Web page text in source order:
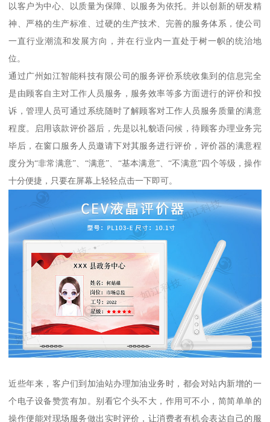
以客户为中心、以质量为保障、以服务为依托。并以创新的研发精
神、严格的生产标准、过硬的生产技术、完善的服务体系，使公司
一直行业潮流和发展方向，并在行业内一直处于树一帜的统治地
位。
通过广州如江智能科技有限公司的服务评价系统收集到的信息完全
是由顾客自主对工作人员服务，服务效率等多方面进行的评价和投
诉，管理人员可通过系统随时了解顾客对工作人员服务质量的满意
程度。启用该款评价器后，先是以礼貌语问候，待顾客办理业务完
毕后，在窗口服务人员邀请下对其服务进行评价，评价器的满意程
度分为“非常满意”、“满意”、“基本满意”、“不满意”四个等级，操作
十分便捷，只要在屏幕上轻轻点击一下即可。
近些年来，客户们到加油站办理加油业务时，都会对站内新增的一
个电子设备赞赏有加。别看它个头不大，作用可不小，简简单单的
操作便能对现场服务做出实时评价，让消费者有机会表达自己的服